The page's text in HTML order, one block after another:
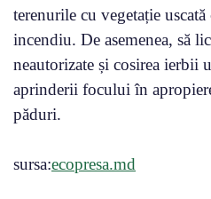
terenurile cu vegetație uscată
incendiu. De asemenea, să
neautorizate și cosirea ierbii
aprinderii focului în
păduri.
sursa:ecopresa.md